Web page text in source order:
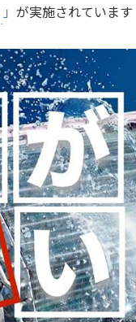
」 が実施されています